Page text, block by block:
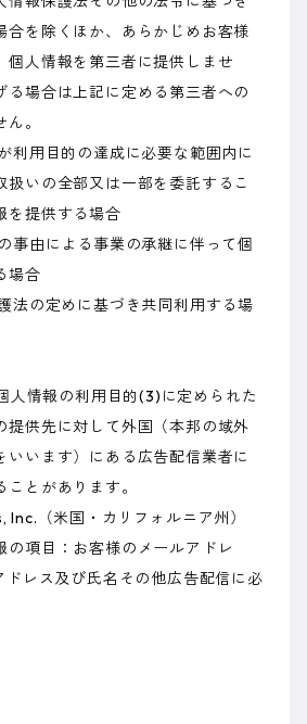
合を除くほか、あらかじめお客様
個人情報を第三者に提供しませ
る場合は上記に定める第三者への
。
利用目的の達成に必要な範囲内に
扱いの全部又は一部を委託するこ
を提供する場合
事由による事業の承継に伴って個
場合
法の定めに基づき共同利用する場
人情報の利用目的(3)に定められた
提供先に対して外国（本邦の域外
いいます）にある広告配信業者に
とがあります。
（米国・カリフォルニア州）
の項目：お客様のメールアドレ
ドレス及び氏名その他広告配信に必